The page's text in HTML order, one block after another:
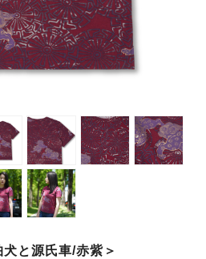
と源氏車/赤紫＞